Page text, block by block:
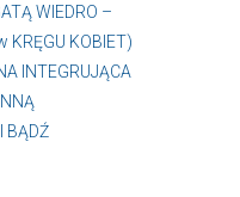
WIEDRO –
KRĘGU KOBIET)
INTEGRUJĄCA
BĄDŹ